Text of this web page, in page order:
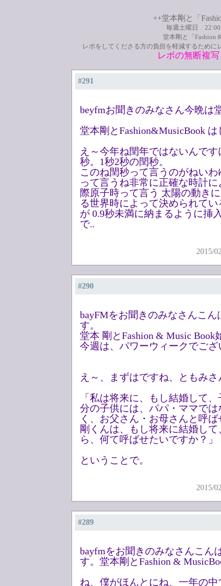
++堂本剛と「
毎週土曜日
堂本剛と「
レポをしてくださる方の負担を軽減するため
レポの無断複
#291
beyfmお聞きのみなさん今晩は
堂本剛とFashion&MusicBook
え～今年ね閏年ではないんで
秒。1秒2秒の閏秒。
このね閏秒って言うのがねい
って言うね非常に正確な時計
際原子時って言う 太陽の動き
る世界時によって決められて
が 0.9秒未満に納まるように挿
で..
2015/
#290
bayFMをお聞きのみなさんこ
す。
堂本 剛とFashion & Music Book
今週は、パワーウィークでござ
え～、まずはですね、ともみ
「私は将来に、もし結婚して
分の子供には、パパ・ママで
く、お父さん・お母さんと呼
剛くんは、もし将来に結婚し
ら、何て呼ばせたいですか？」
ということで。
2015/
#289
bayfmをお聞きのみなさんこん
す。堂本剛とFashion &
ね、僕がほんとにね、一年の